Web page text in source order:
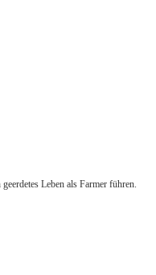
Leben als Farmer führen.